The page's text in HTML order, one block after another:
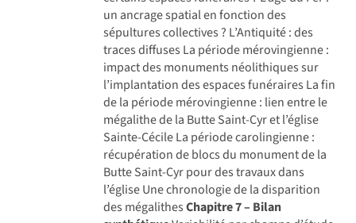
un ancrage spatial en fonction des
sépultures collectives ? L’Antiquité : des
traces diffuses La période mérovingienne :
impact des monuments néolithiques sur
l’implantation des espaces funéraires La fin
de la période mérovingienne : lien entre le
mégalithe de la Butte Saint-Cyr et l’église
Sainte-Cécile La période carolingienne :
récupération de blocs du monument de la
Butte Saint-Cyr pour des travaux dans
l’église Une chronologie de la disparition
des mégalithesChapitre 7 – Bilan